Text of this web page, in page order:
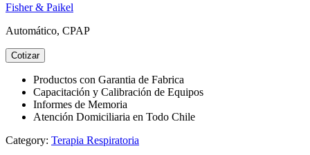
Fisher & Paikel
Automático, CPAP
Cotizar
Productos con Garantia de Fabrica
Capacitación y Calibración de Equipos
Informes de Memoria
Atención Domiciliaria en Todo Chile
Category: Terapia Respiratoria